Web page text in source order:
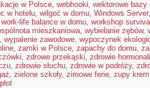
w Polsce, webhooki, wektorowe bazy
w hotelu, wilgoć w domu, Windows Server
work-life balance w domu, workshop
mieszkaniowa, wybielanie zębów,
, wypalenie zawodowe, wypoczynek
, zamki w Polsce, zapachy do domu,
, zdrowe przekąski, zdrowie
, zdrowie słuchu, zdrowie w podróży,
, zielone szkoły, zimowe ferie, zupy krem